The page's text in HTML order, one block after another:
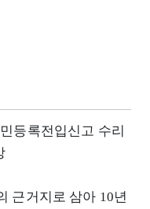
등록전입신고 수리
근거지로 삼아 10년